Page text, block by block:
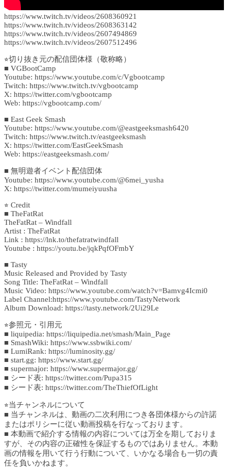
https://www.twitch.tv/videos/2608360921
https://www.twitch.tv/videos/2608363142
https://www.twitch.tv/videos/2607494869
https://www.twitch.tv/videos/2607512496
⭐︎切り抜き元の配信団体様（敬称略）
■ VGBootCamp
Youtube: https://www.youtube.com/c/Vgbootcamp
Twitch: https://www.twitch.tv/vgbootcamp
X: https://twitter.com/vgbootcamp
Web: https://vgbootcamp.com/
■ East Geek Smash
Youtube: https://www.youtube.com/@eastgeeksmash6420
Twitch: https://www.twitch.tv/eastgeeksmash
X: https://twitter.com/EastGeekSmash
Web: https://eastgeeksmash.com/
■ 無明遊者イベント配信団体
Youtube: https://www.youtube.com/@6mei_yusha
X: https://twitter.com/mumeiyuusha
⭐︎ Credit
■ TheFatRat
TheFatRat – Windfall
Artist : TheFatRat
Link : https://lnk.to/thefatratwindfall
Youtube : https://youtu.be/jqkPqfOFmbY
■ Tasty
Music Released and Provided by Tasty
Song Title: TheFatRat – Windfall
Music Video: https://www.youtube.com/watch?v=Bamvg4Icmi0
Label Channel:https://www.youtube.com/TastyNetwork
Album Download: https://tasty.network/2Ui29Le
⭐︎参照元・引用元
■ liquipedia: https://liquipedia.net/smash/Main_Page
■ SmashWiki: https://www.ssbwiki.com/
■ LumiRank: https://luminosity.gg/
■ start.gg: https://www.start.gg/
■ supermajor: https://www.supermajor.gg/
■ シード表: https://twitter.com/Pupa315
■ シード表: https://twitter.com/TheThiefOfLight
⭐︎当チャンネルについて
■ 当チャンネルは、動画の二次利用につき各団体様からの許諾
またはポリシーに従い動画投稿を行なっております。
■ 本動画で紹介する情報の内容については万全を期しておりま
すが、その内容の正確性を保証するものではありません。本動
画の情報を用いて行う行動について、いかなる場合も一切の責
任を負いかねます。